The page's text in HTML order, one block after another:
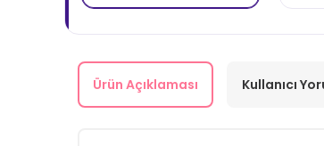
Ürün Açıklaması Kullanıcı